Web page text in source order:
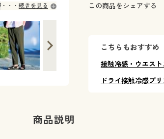
◎ 在庫あり
続きを見る この商品をシェアする
こちらもおすすめ
接触冷感・ウエス
ドライ接触冷感プ
商品説明